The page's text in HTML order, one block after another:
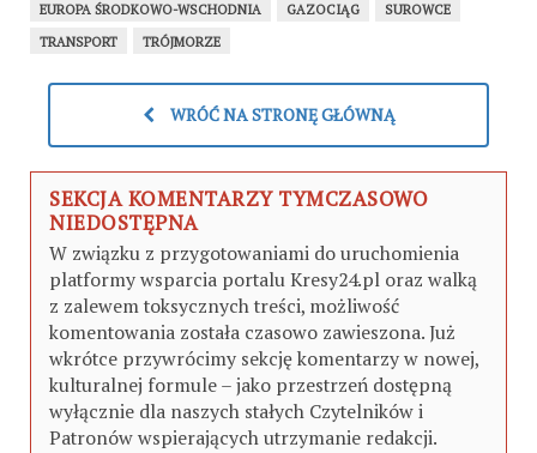
EUROPA ŚRODKOWO-WSCHODNIA
GAZOCIĄG
SUROWCE
TRANSPORT
TRÓJMORZE
WRÓĆ NA STRONĘ GŁÓWNĄ
SEKCJA KOMENTARZY TYMCZASOWO
NIEDOSTĘPNA
W związku z przygotowaniami do uruchomienia
platformy wsparcia portalu Kresy24.pl oraz walką
z zalewem toksycznych treści, możliwość
komentowania została czasowo zawieszona. Już
wkrótce przywrócimy sekcję komentarzy w nowej,
kulturalnej formule – jako przestrzeń dostępną
wyłącznie dla naszych stałych Czytelników i
Patronów wspierających utrzymanie redakcji.